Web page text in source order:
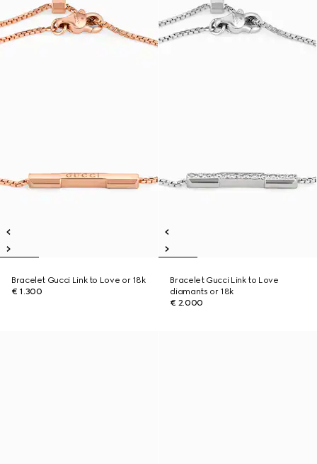
Bracelet Gucci Link to Love or 18k
€ 1.300
Bracelet Gucci Link to Love
diamants or 18k
€ 2.000